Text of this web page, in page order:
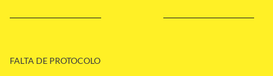
FALTA DE PROTOCOLO